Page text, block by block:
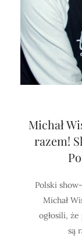
Michał
razem!
Polski
Michał
ogłosili,
są